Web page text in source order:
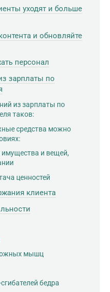
уходят и больше
и обновляйте
персонал
зарплаты по
из зарплаты по
таков:
средства можно
и вещей,
ценностей
клиента
мышц
бедра